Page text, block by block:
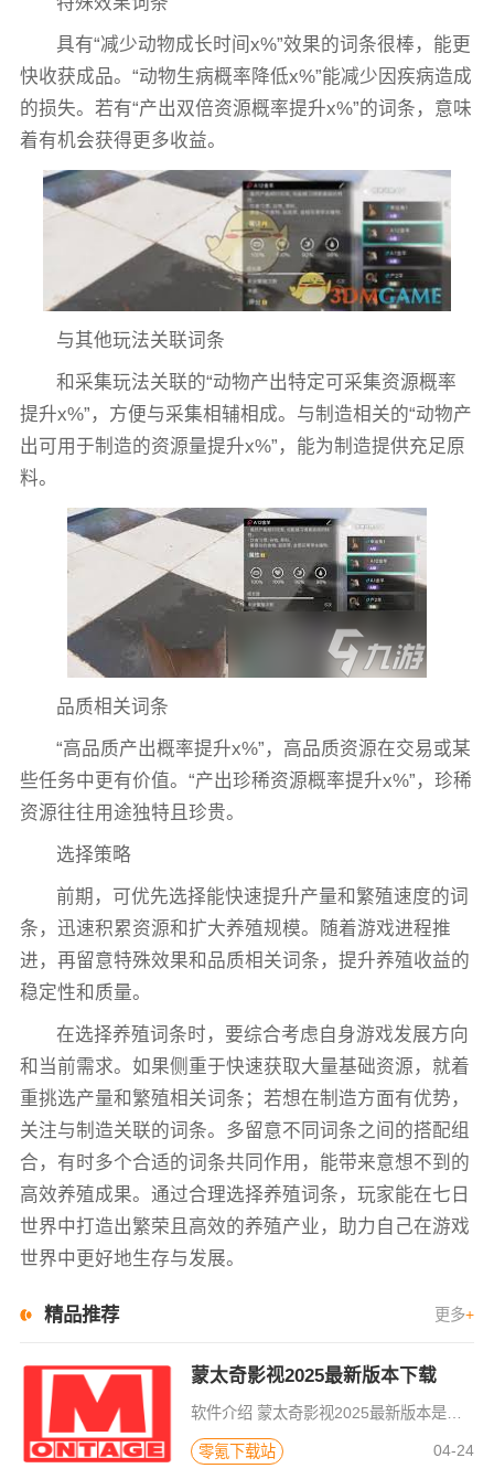
具有“减少动物成长时间x%”效果的词条很棒，能更
快收获成品。“动物生病概率降低x%”能减少因疾病造成
的损失。若有“产出双倍资源概率提升x%”的词条，意味
着有机会获得更多收益。
与其他玩法关联词条
和采集玩法关联的“动物产出特定可采集资源概率
提升x%”，方便与采集相辅相成。与制造相关的“动物产
出可用于制造的资源量提升x%”，能为制造提供充足原
料。
品质相关词条
“高品质产出概率提升x%”，高品质资源在交易或某
些任务中更有价值。“产出珍稀资源概率提升x%”，珍稀
资源往往用途独特且珍贵。
选择策略
前期，可优先选择能快速提升产量和繁殖速度的词
条，迅速积累资源和扩大养殖规模。随着游戏进程推
进，再留意特殊效果和品质相关词条，提升养殖收益的
稳定性和质量。
在选择养殖词条时，要综合考虑自身游戏发展方向
和当前需求。如果侧重于快速获取大量基础资源，就着
重挑选产量和繁殖相关词条；若想在制造方面有优势，
关注与制造关联的词条。多留意不同词条之间的搭配组
合，有时多个合适的词条共同作用，能带来意想不到的
高效养殖成果。通过合理选择养殖词条，玩家能在七日
世界中打造出繁荣且高效的养殖产业，助力自己在游戏
世界中更好地生存与发展。
精品推荐 更多+
蒙太奇影视2025最新版本下载
软件介绍 蒙太奇影视2025最新版本是一款全面升级的追剧看片软件。它整合了好多不同平台的影视资源，让我们不
零氪下载站 04-24